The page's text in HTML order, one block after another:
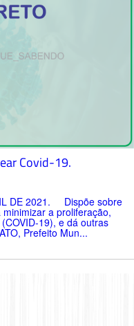
Covid-19.
DE 2021. Dispõe sobre
a proliferação,
19), e dá outras
Prefeito Mun...